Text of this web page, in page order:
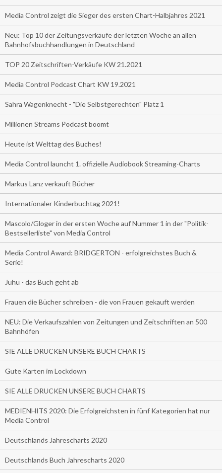
Media Control zeigt die Sieger des ersten Chart-Halbjahres 2021
Neu: Top 10 der Zeitungsverkäufe der letzten Woche an allen
Bahnhofsbuchhandlungen in Deutschland
TOP 20 Zeitschriften-Verkäufe KW 21.2021
Media Control Podcast Chart KW 19.2021
Sahra Wagenknecht - "Die Selbstgerechten" Platz 1
Millionen Streams Podcast boomt
Heute ist Welttag des Buches!
Media Control launcht 1. offizielle Audiobook Streaming-Charts
Markus Lanz verkauft Bücher
Internationaler Kinderbuchtag 2021!
Mascolo/Gloger in der ersten Woche auf Nummer 1 in der "Politik-
Bestsellerliste" von Media Control
Media Control Award: BRIDGERTON - erfolgreichstes Buch &
Serie!
Juhu - das Buch geht ab
Frauen die Bücher schreiben - die von Frauen gekauft werden
NEU: Die Verkaufszahlen von Zeitungen und Zeitschriften an 500
Bahnhöfen
SIE ALLE DRUCKEN UNSERE BUCH CHARTS
Gute Karten im Lockdown
SIE ALLE DRUCKEN UNSERE BUCH CHARTS
MEDIENHITS 2020: Die Erfolgreichsten in fünf Kategorien hat nur
Media Control
Deutschlands Jahrescharts 2020
Deutschlands Buch Jahrescharts 2020